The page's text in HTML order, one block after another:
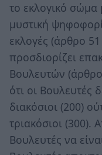
το εκλογικό σώμα
μυστική
εκλογές (άρθρο
προσδιορίζει
Βουλευτών
ότι οι Βουλευτές
διακόσιοι (200)
τριακόσιοι (300).
Βουλευτές να